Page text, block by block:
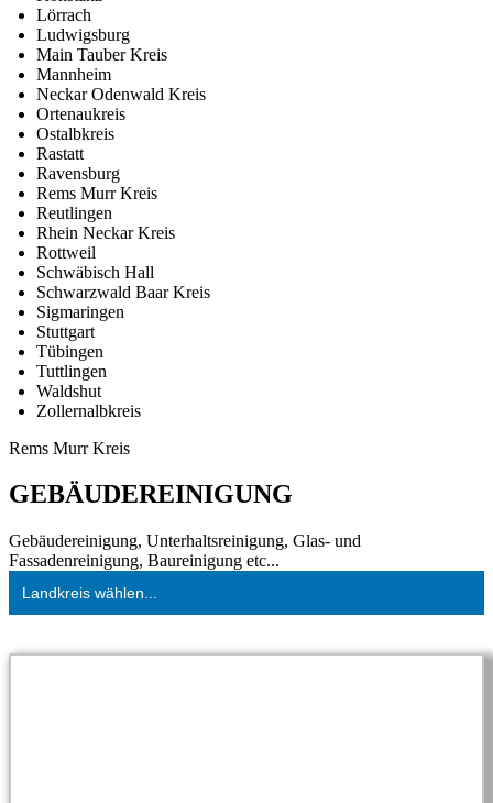
Lörrach
Ludwigsburg
Main Tauber Kreis
Mannheim
Neckar Odenwald Kreis
Ortenaukreis
Ostalbkreis
Rastatt
Ravensburg
Rems Murr Kreis
Reutlingen
Rhein Neckar Kreis
Rottweil
Schwäbisch Hall
Schwarzwald Baar Kreis
Sigmaringen
Stuttgart
Tübingen
Tuttlingen
Waldshut
Zollernalbkreis
Rems Murr Kreis
GEBÄUDEREINIGUNG
Gebäudereinigung, Unterhaltsreinigung, Glas- und
Fassadenreinigung, Baureinigung etc...
Landkreis wählen...